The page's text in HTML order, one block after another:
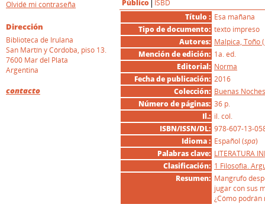
Público
ISBD
Título : Esa mañana
Tipo de documento: texto impreso
Autores: Malpica, Toño
Mención de edición: 1a. ed.
Editorial: Norma
Fecha de publicación: 2016
Colección: Buenas Noches
Número de páginas: 36 p.
Il.: il. col.
ISBN/ISSN/DL: 978-607-13-
Idioma : Español (spa)
Palabras clave: LITERATURA
Clasificación: 1 Filosofía.
Resumen: Mangrufo
jugar con sus
¿Cómo podrán
Olvidé mi contraseña
Dirección
Biblioteca de Irulana
San Martín y Córdoba, piso 13.
7600 Mar del Plata
Argentina
contacto